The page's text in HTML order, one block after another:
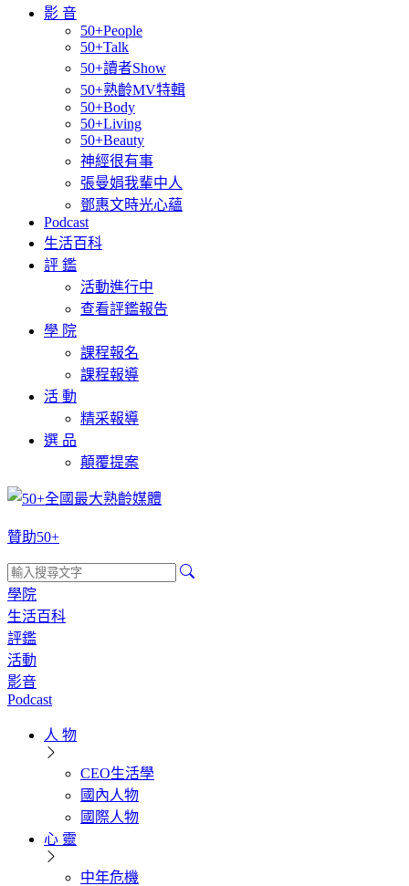
影 音
50+People
50+Talk
50+讀者Show
50+熟齡MV特輯
50+Body
50+Living
50+Beauty
神經很有事
張曼娟我輩中人
鄧惠文時光心蘊
Podcast
生活百科
評 鑑
活動進行中
查看評鑑報告
學 院
課程報名
課程報導
活 動
精采報導
選 品
顛覆提案
贊助50+
學院
生活百科
評鑑
活動
影音
Podcast
人 物
CEO生活學
國內人物
國際人物
心 靈
中年危機